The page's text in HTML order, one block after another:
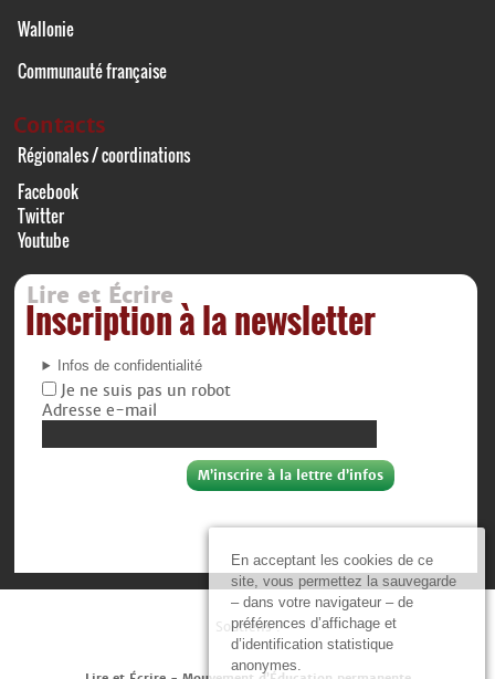
En acceptant les cookies de ce
site, vous permettez la sauvegarde
– dans votre navigateur – de
préférences d’affichage et
d’identification statistique
anonymes.
Wallonie
Communauté française
Contacts
Régionales / coordinations
Facebook
Twitter
Youtube
Lire et Écrire
Inscription à la newsletter
Infos de confidentialité
Je ne suis pas un robot
Adresse e-mail
Soutiens :